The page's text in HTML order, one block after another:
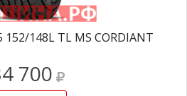
148L TL MS CORDIANT
700